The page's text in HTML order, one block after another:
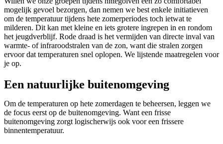
mogelijk gevoel bezorgen, dan nemen we best enkele initiatieven
om de temperatuur tijdens hete zomerperiodes toch ietwat te
milderen. Dit kan met kleine en iets grotere ingrepen in en rondom
het jeugdverblijf. Rode draad is het vermijden van directe inval van
warmte- of infraroodstralen van de zon, want die stralen zorgen
ervoor dat temperaturen snel oplopen. We lijstende maatregelen voor
je op.
Een natuurlijke buitenomgeving
Om de temperaturen op hete zomerdagen te beheersen, leggen we
de focus eerst op de buitenomgeving. Want een frisse
buitenomgeving zorgt logischerwijs ook voor een frissere
binnentemperatuur.